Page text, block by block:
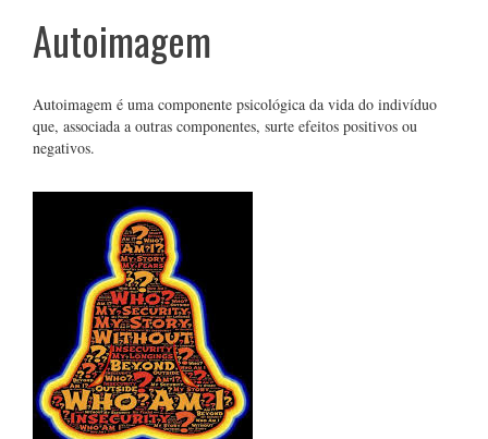
Autoimagem
Autoimagem é uma componente psicológica da vida do indivíduo
que, associada a outras componentes, surte efeitos positivos ou
negativos.